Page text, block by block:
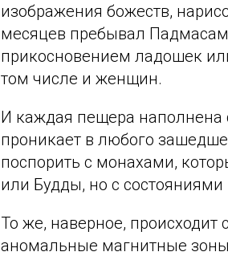
изображения божеств,
месяцев пребывал
прикосновением ладошек
том числе и женщин.
И каждая пещера наполнена
проникает в любого
поспорить с монахами,
или Будды, но с
То же, наверное,
аномальные магнитные